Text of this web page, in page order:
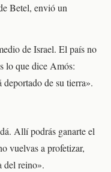
Betel, envió un
de Israel. El país no
lo que dice Amós:
deportado de su tierra».
Allí podrás ganarte el
vuelvas a profetizar,
del reino».